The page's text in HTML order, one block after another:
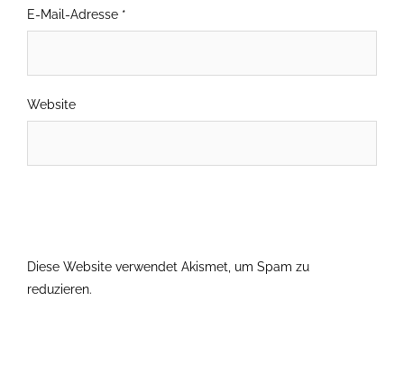
E-Mail-Adresse *
Website
Diese Website verwendet Akismet, um Spam zu
reduzieren.